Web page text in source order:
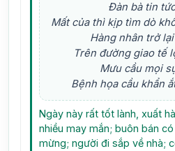
Đàn bà tin
Mất của thì kịp tìm dò
Hàng nhân trở
Trên đường giao tế
Mưu cầu mọi
Bệnh họa cầu khẩn
Ngày này rất tốt lành, xuất
nhiều may mắn; buôn bán
mừng; người đi sắp về nhà;